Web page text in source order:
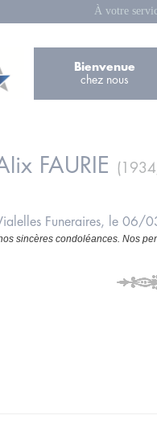
À votre
Bienvenue
chez nous
FAURIE
Vialelles Funeraires, le
sincères condoléances. Nos